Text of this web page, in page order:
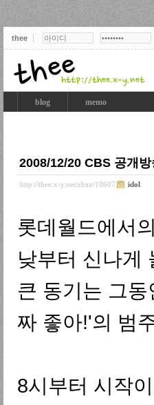
thee
blog memo
2008/12/20 CBS 공개
http://thee.x-y.net/zbxe/10607 idol
롯데월드에서
낮부터 신나게
큰 동기는 그
짜 좋아!'의 범
8시부터 시작